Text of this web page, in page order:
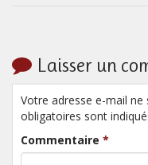
Laisser un
Votre adresse e-mail ne
obligatoires sont
Commentaire *